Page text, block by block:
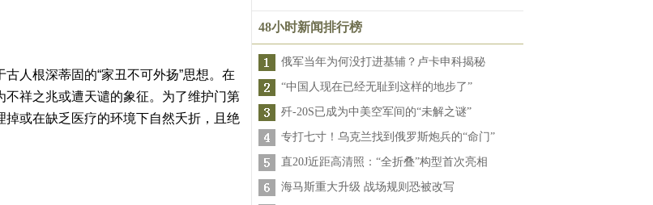
人根深蒂固的“家丑不可外扬”思想。在
祥之兆或遭天谴的象征。为了维护门第
或在缺乏医疗的环境下自然夭折，且绝
48小时新闻排行榜
俄军当年为何没打进基辅？卢卡申科揭秘
“中国人现在已经无耻到这样的地步了”
歼-20S已成为中美空军间的“未解之谜”
专打七寸！乌克兰找到俄罗斯炮兵的“命门”
直20J近距高清照：“全折叠”构型首次亮相
海马斯重大升级 战场规则恐被改写